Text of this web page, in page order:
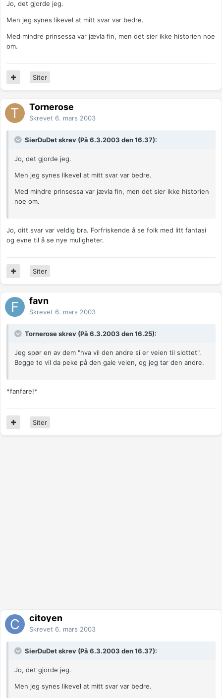
Jo, det gjorde jeg.
Men jeg synes likevel at mitt svar var bedre.
Med mindre prinsessa var jævla fin, men det sier ikke historien noe
om.
Siter
Tornerose
Skrevet 6. mars 2003
SierDuDet skrev (På 6.3.2003 den 16.37):
Jo, det gjorde jeg.
Men jeg synes likevel at mitt svar var bedre.
Med mindre prinsessa var jævla fin, men det sier ikke historien
noe om.
Jo, ditt svar var veldig bra. Forfriskende å se folk med litt fantasi
og evne til å se nye muligheter.
Siter
favn
Skrevet 6. mars 2003
Tornerose skrev (På 6.3.2003 den 16.25):
Jeg spør en av dem "hva vil den andre si er veien til slottet".
Begge to vil da peke på den gale veien, og jeg tar den andre.
*fanfare!*
Siter
citoyen
Skrevet 6. mars 2003
SierDuDet skrev (På 6.3.2003 den 16.37):
Jo, det gjorde jeg.
Men jeg synes likevel at mitt svar var bedre.